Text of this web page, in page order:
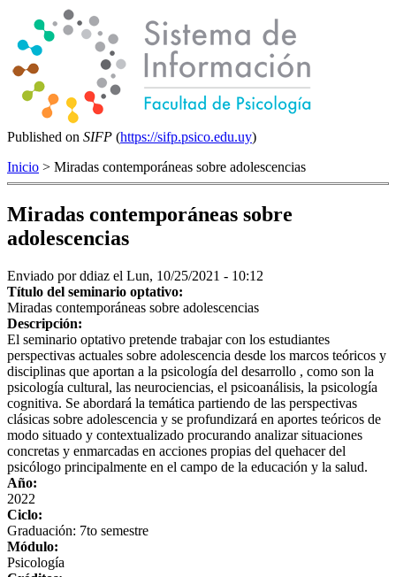
Published on SIFP (https://sifp.psico.edu.uy)
Inicio > Miradas contemporáneas sobre adolescencias
Miradas contemporáneas sobre
adolescencias
Enviado porddiaz el Lun, 10/25/2021 - 10:12
Título del seminario optativo:
Miradas contemporáneas sobre adolescencias
Descripción:
El seminario optativo pretende trabajar con los estudiantes
perspectivas actuales sobre adolescencia desde los marcos teóricos y
disciplinas que aportan a la psicología del desarrollo , como son la
psicología cultural, las neurociencias, el psicoanálisis, la psicología
cognitiva. Se abordará la temática partiendo de las perspectivas
clásicas sobre adolescencia y se profundizará en aportes teóricos de
modo situado y contextualizado procurando analizar situaciones
concretas y enmarcadas en acciones propias del quehacer del
psicólogo principalmente en el campo de la educación y la salud.
Año:
2022
Ciclo:
Graduación: 7to semestre
Módulo:
Psicología